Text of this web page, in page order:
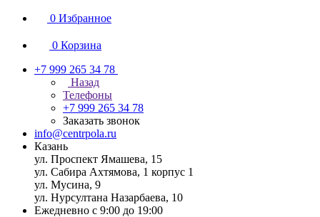
0 Избранное
0 Корзина
+7 999 265 34 78
Назад
Телефоны
+7 999 265 34 78
Заказать звонок
info@centrpola.ru
Казань
ул. Проспект Ямашева, 15
ул. Сабира Ахтямова, 1 корпус 1
ул. Мусина, 9
ул. Нурсултана Назарбаева, 10
Ежедневно с 9:00 до 19:00